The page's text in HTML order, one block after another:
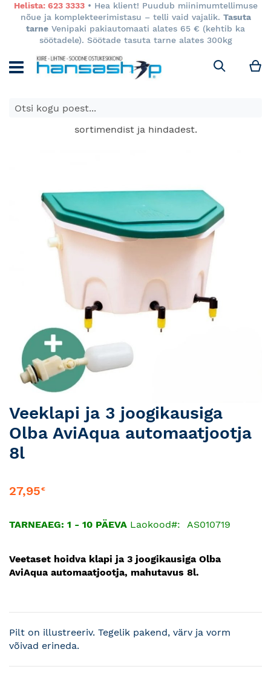
Helista: 623 3333• Hea klient! Puudub miinimumtellimuse
nõue ja komplekteerimistasu – telli vaid vajalik. Tasuta
tarne Venipaki pakiautomaati alates 65 € (kehtib ka
söötadele). Söötade tasuta tarne alates 300kg
Otsi
E-poes kuvatavad toodete hinnad kehtivad ainult e-
poes ja võivad erineda Keila ja Tartu poodide
sortimendist ja hindadest.
Skip
to
the
beginning
of
images
Veeklapi ja 3 joogikausiga
Olba AviAqua automaatjootja
8l
27,95€
TARNEAEG: 1 - 10 PÄEVA Laokood AS010719
Veetaset hoidva klapi ja 3 joogikausiga Olba
AviAqua automaatjootja, mahutavus 8l.
Pilt on illustreeriv. Tegelik pakend, värv ja vorm
võivad erineda.